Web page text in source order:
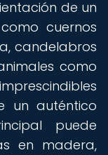
de un
cuernos
candelabros
como
un auténtico
puede
en madera,